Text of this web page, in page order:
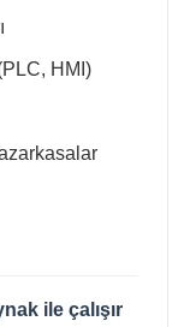
HMI)
ile çalışır